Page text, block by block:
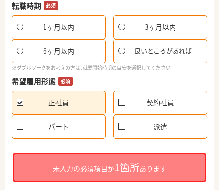
転職時期 必須
1ヶ月以内 3ヶ月以内
6ヶ月以内 良いところがあれば
※ダブルワークをお考えの方は、就業開始時期の目安を選択してください
希望雇用形態 必須
正社員 契約社員
パート 派遣
未入力の必須項目が1箇所あります